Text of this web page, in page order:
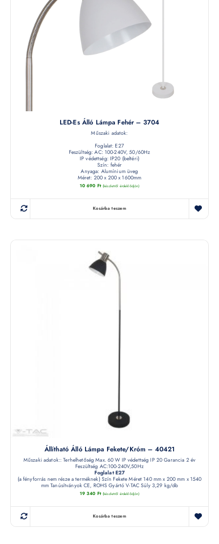
LED-Es Álló Lámpa Fehér – 3704
Műszaki adatok:
Foglalat: E27
Feszültség: AC: 100-240V, 50/60Hz
IP védettség: IP20 (beltéri)
Szín: fehér
Anyaga: Alumínium üveg
Méret: 200 x 200 x 1600mm
10 690 Ft (készletről érdeklődjön)
Kosárba teszem
Állítható Álló Lámpa Fekete/króm – 40421
Műszaki adatok:: Terhelhetőség Max. 60 W IP védettség IP 20 Garancia 2 év
Feszültség AC:100-240V,50Hz
Foglalat E27
(a fényforrás nem része a terméknek) Szín Fekete Méret 140 mm x 200 mm x 1540
mm Tanúsítványok CE, ROHS Gyártó V-TAC Súly 3,29 kg/db
19 340 Ft (készletről érdeklődjön)
Kosárba teszem